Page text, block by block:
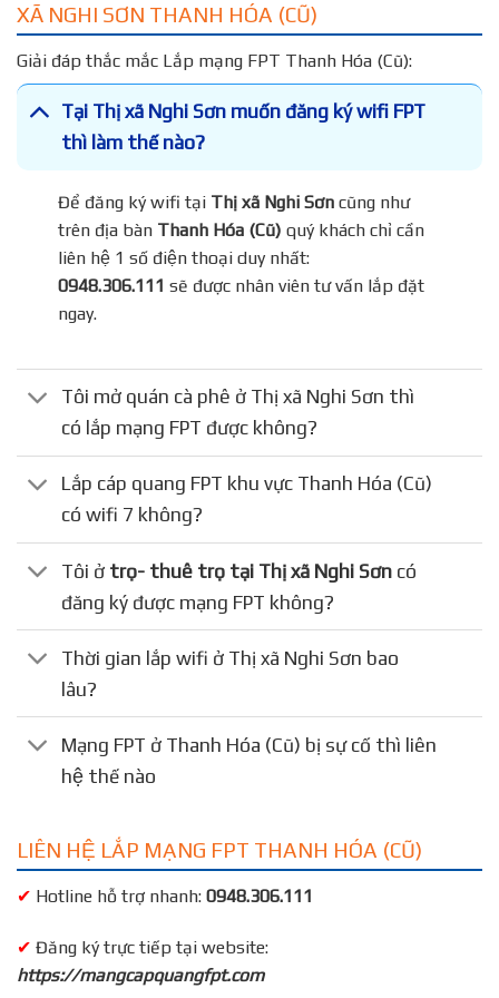
XÃ NGHI SƠN THANH HÓA (CŨ)
Giải đáp thắc mắc Lắp mạng FPT Thanh Hóa (Cũ):
Tại Thị xã Nghi Sơn muốn đăng ký wifi FPT
thì làm thế nào?
Để đăng ký wifi tạiThị xã Nghi Sơncũng như
trên địa bànThanh Hóa (Cũ)quý khách chỉ cần
liên hệ 1 số điện thoại duy nhất:
0948.306.111 sẽ được nhân viên tư vấn lắp đặt
ngay.
Tôi mở quán cà phê ở Thị xã Nghi Sơn thì
có lắp mạng FPT được không?
Lắp cáp quang FPT khu vực Thanh Hóa (Cũ)
có wifi 7 không?
Tôi ở trọ- thuê trọ tại Thị xã Nghi Sơn có
đăng ký được mạng FPT không?
Thời gian lắp wifi ở Thị xã Nghi Sơn bao
lâu?
Mạng FPT ở Thanh Hóa (Cũ) bị sự cố thì liên
hệ thế nào
LIÊN HỆ LẮP MẠNG FPT THANH HÓA (CŨ)
✔ Hotline hỗ trợ nhanh: 0948.306.111
✔ Đăng ký trực tiếp tại website:
https://mangcapquangfpt.com